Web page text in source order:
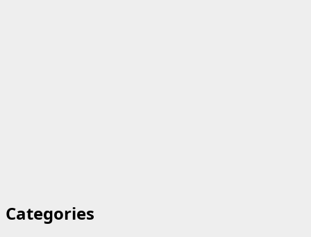
Categories